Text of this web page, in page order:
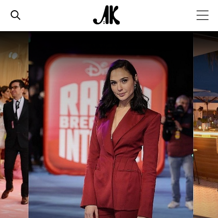
אופנה
ביוטי
סלבס
ערוצים נוספים
המגזין